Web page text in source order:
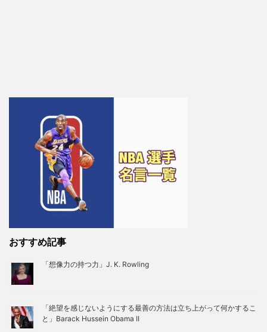
おすすめ記事
「想像力の持つ力」J. K. Rowling
「絶望を感じないようにする最善の方法は立ち上がって何かするこ
と」Barack Hussein Obama II